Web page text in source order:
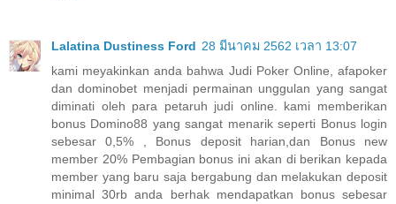
Lalatina Dustiness Ford 28 มีนาคม 2562 เวลา 13:07
kami meyakinkan anda bahwa Judi Poker Online, afapoker
dan dominobet menjadi permainan unggulan yang sangat
diminati oleh para petaruh judi online. kami memberikan
bonus Domino88 yang sangat menarik seperti Bonus login
sebesar 0,5% , Bonus deposit harian,dan Bonus new
member 20% Pembagian bonus ini akan di berikan kepada
member yang baru saja bergabung dan melakukan deposit
minimal 30rb anda berhak mendapatkan bonus sebesar